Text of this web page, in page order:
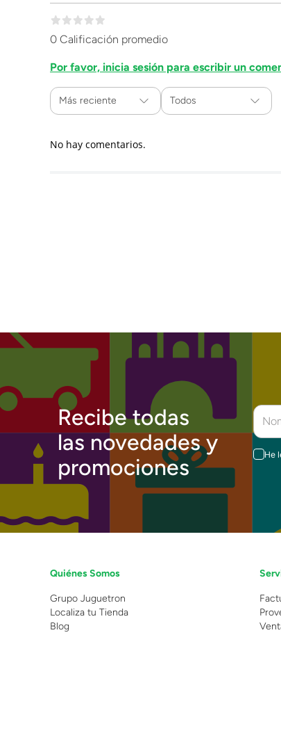
0 Calificación promedio
Por favor, inicia sesión para escribir un
Más reciente Todos
No hay comentarios.
Recibe todas
las novedades y
promociones
He
Quiénes Somos
Grupo Juguetron
Localiza tu Tienda
Blog